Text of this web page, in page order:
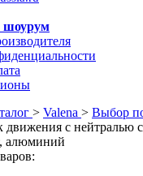
шоурум
> Valena > Выбор
движения с
алюминий